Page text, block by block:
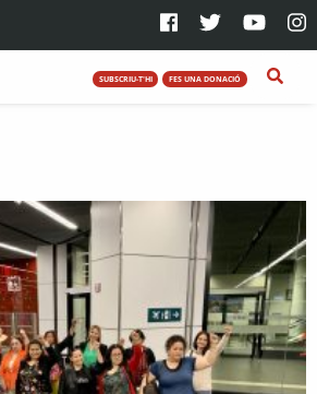
SUBSCRIU-T'HI FES UNA DONACIÓ